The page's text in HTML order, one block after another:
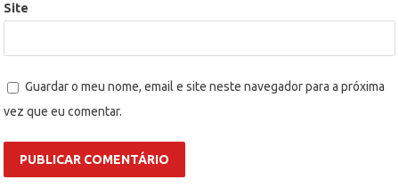
Site
Guardar o meu nome, email e site neste navegador para a próxima
vez que eu comentar.